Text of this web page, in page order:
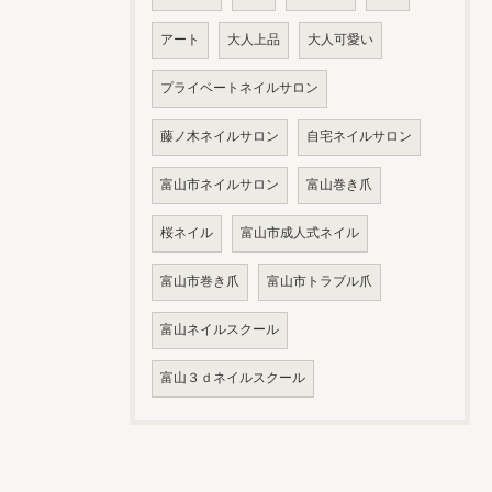
アート 大人上品 大人可愛い
プライベートネイルサロン
藤ノ木ネイルサロン 自宅ネイルサロン
富山市ネイルサロン 富山巻き爪
桜ネイル 富山市成人式ネイル
富山市巻き爪 富山市トラブル爪
富山ネイルスクール
富山３ｄネイルスクール